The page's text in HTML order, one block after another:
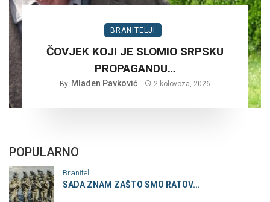
BRANITELJI
ČOVJEK KOJI JE SLOMIO SRPSKU
PROPAGANDU…
By Mladen Pavković 2 kolovoza, 2026
POPULARNO
Branitelji
SADA ZNAM ZAŠTO SMO RATOV...